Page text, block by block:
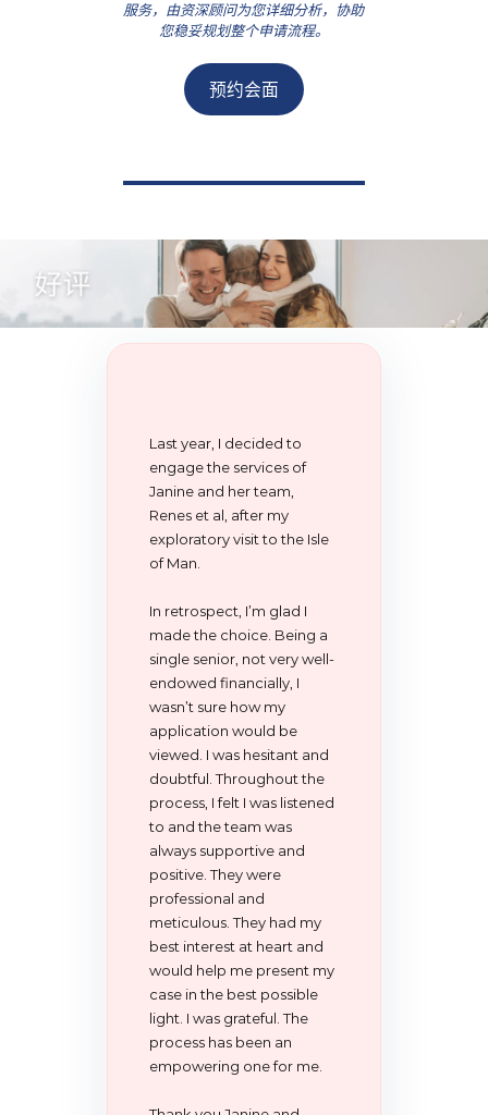
服务，由资深顾问为您详细分析，协助
您稳妥规划整个申请流程。
预约会面
Last year, I decided to
engage the services of
Janine and her team,
Renes et al, after my
exploratory visit to the Isle
of Man.
In retrospect, I’m glad I
made the choice. Being a
single senior, not very well-
endowed financially, I
wasn’t sure how my
application would be
viewed. I was hesitant and
doubtful. Throughout the
process, I felt I was listened
to and the team was
always supportive and
positive. They were
professional and
meticulous. They had my
best interest at heart and
would help me present my
case in the best possible
light. I was grateful. The
process has been an
empowering one for me.